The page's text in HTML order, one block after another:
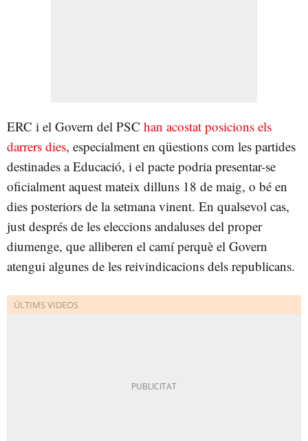
ERC i el Govern del PSC han acostat posicions els
darrers dies, especialment en qüestions com les partides
destinades a Educació, i el pacte podria presentar-se
oficialment aquest mateix dilluns 18 de maig, o bé en
dies posteriors de la setmana vinent. En qualsevol cas,
just després de les eleccions andaluses del proper
diumenge, que alliberen el camí perquè el Govern
atengui algunes de les reivindicacions dels republicans.